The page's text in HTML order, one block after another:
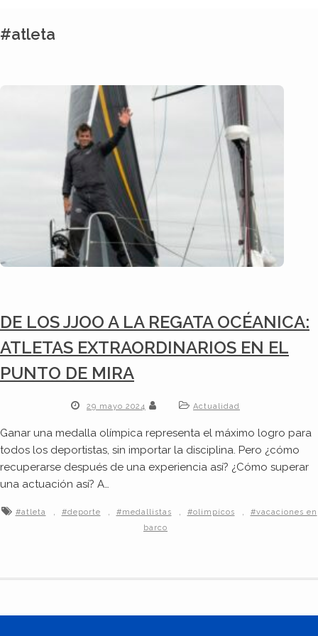
#atleta
DE LOS JJOO A LA REGATA OCÉANICA:
ATLETAS EXTRAORDINARIOS EN EL
PUNTO DE MIRA
29 mayo 2024 Actualidad
Ganar una medalla olímpica representa el máximo logro para
todos los deportistas, sin importar la disciplina. Pero ¿cómo
recuperarse después de una experiencia así? ¿Cómo superar
una actuación así? A…
#atleta , #deporte , #medallistas , #olimpícos ,
#vacaciones en
barco